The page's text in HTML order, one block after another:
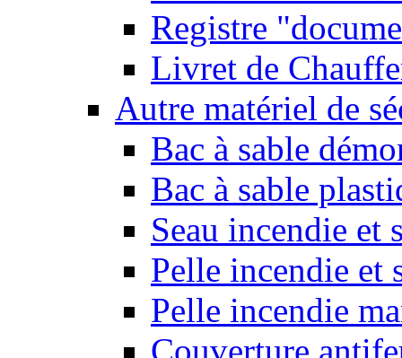
Registre
Livret de
Autre matériel de
Bac à sable
Bac à sable
Seau incendie et
Pelle incendie et
Pelle incendie
Couverture